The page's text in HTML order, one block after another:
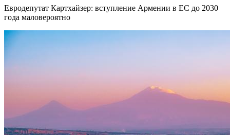
Евродепутат Картхайзер: вступление Армении в ЕС до 2030
года маловероятно